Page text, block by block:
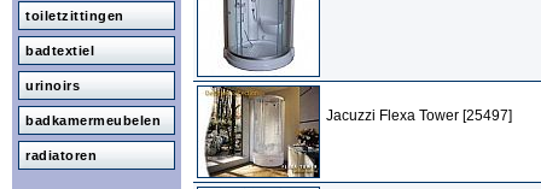
toiletzittingen
badtextiel
urinoirs
badkamermeubelen
radiatoren
Jacuzzi Flexa Tower [25497]